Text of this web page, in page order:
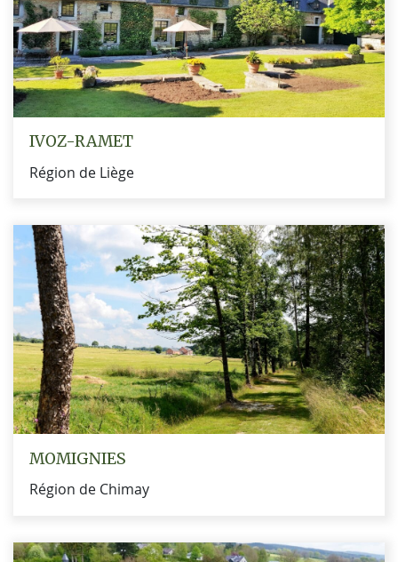
IVOZ-RAMET
Région de Liège
MOMIGNIES
Région de Chimay